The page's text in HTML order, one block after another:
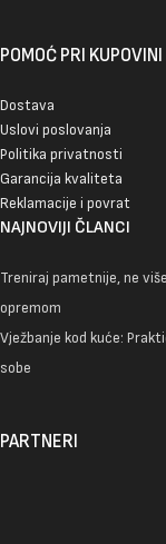
POMOĆ PRI KUPOVINI
Dostava
Uslovi poslovanja
Politika privatnosti
Garancija kvaliteta
Reklamacije i povrat
NAJNOVIJI ČLANCI
Treniraj pametnije, ne
opremom
Vježbanje kod kuće:
sobe
PARTNERI